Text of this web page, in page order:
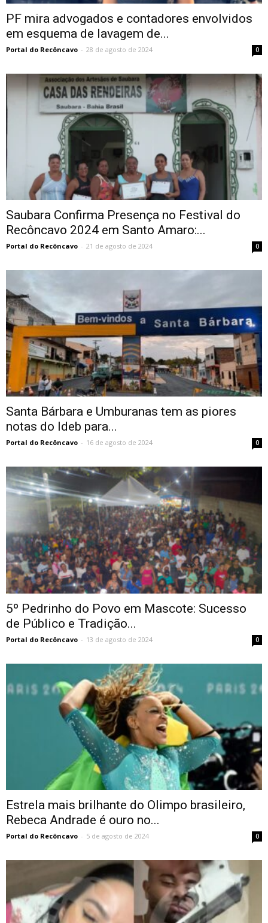
PF mira advogados e contadores envolvidos
em esquema de lavagem de...
Portal do Recôncavo - 28 de agosto de 2024 0
Saubara Confirma Presença no Festival do
Recôncavo 2024 em Santo Amaro:...
Portal do Recôncavo - 21 de agosto de 2024 0
Santa Bárbara e Umburanas tem as piores
notas do Ideb para...
Portal do Recôncavo - 16 de agosto de 2024 0
5º Pedrinho do Povo em Mascote: Sucesso
de Público e Tradição...
Portal do Recôncavo - 13 de agosto de 2024 0
Estrela mais brilhante do Olimpo brasileiro,
Rebeca Andrade é ouro no...
Portal do Recôncavo - 5 de agosto de 2024 0